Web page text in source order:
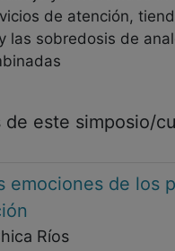
de atención,
las sobredosis de
este simposio/
emociones de los
Ríos